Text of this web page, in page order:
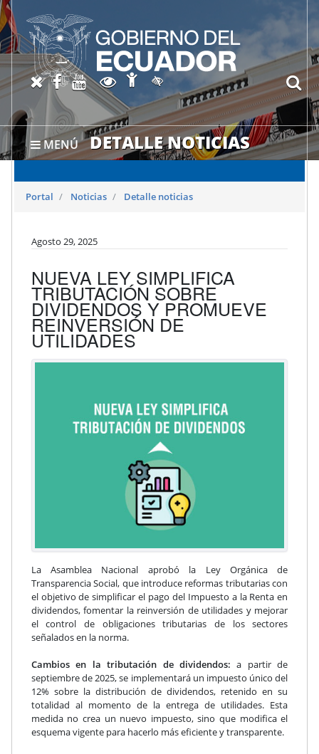
MENÚ DETALLE NOTICIAS
X oficial del SRI
Facebook oficial SRI
Canal del SRI en YouTube
Abrir página de
Abrir página de
Activar/quitar contraste
Portal Noticias Detalle noticias
Agosto 29, 2025
NUEVA LEY SIMPLIFICA
TRIBUTACIÓN SOBRE
DIVIDENDOS Y PROMUEVE
REINVERSIÓN DE
UTILIDADES
La Asamblea Nacional aprobó la Ley Orgánica de
Transparencia Social, que introduce reformas tributarias con
el objetivo de simplificar el pago del Impuesto a la Renta en
dividendos, fomentar la reinversión de utilidades y mejorar
el control de obligaciones tributarias de los sectores
señalados en la norma.
Cambios en la tributación de dividendos: a partir de
septiembre de 2025, se implementará un impuesto único del
12% sobre la distribución de dividendos, retenido en su
totalidad al momento de la entrega de utilidades. Esta
medida no crea un nuevo impuesto, sino que modifica el
esquema vigente para hacerlo más eficiente y transparente.